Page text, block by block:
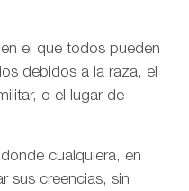
el que todos pueden
debidos a la raza, el
o el lugar de
cualquiera, en
sus creencias, sin